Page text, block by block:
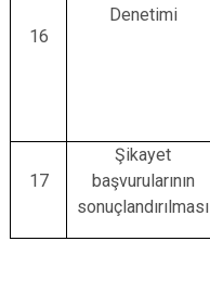
16
Denetimi
17
Şikayet
başvurularının
sonuçlandırılması